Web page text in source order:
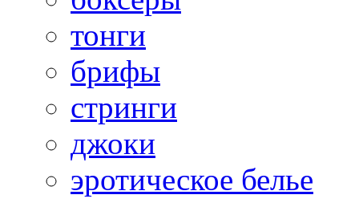
тонги
брифы
стринги
джоки
эротическое белье